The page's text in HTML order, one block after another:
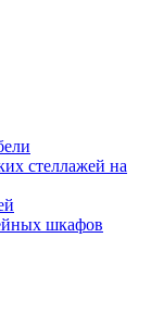
стеллажей на
шкафов